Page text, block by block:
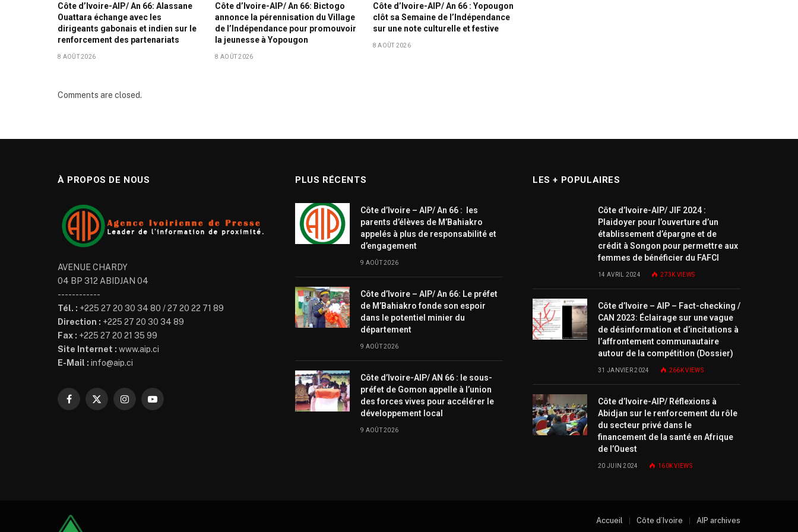
Côte d’Ivoire-AIP/ An 66: Alassane
Ouattara échange avec les
dirigeants gabonais et indien sur le
renforcement des partenariats
8 AOÛT 2026
Côte d’Ivoire-AIP/ An 66: Bictogo
annonce la pérennisation du Village
de l’Indépendance pour promouvoir
la jeunesse à Yopougon
8 AOÛT 2026
Côte d’Ivoire-AIP/ An 66 : Yopougon
clôt sa Semaine de l’Indépendance
sur une note culturelle et festive
8 AOÛT 2026
Comments are closed.
À PROPOS DE NOUS
AVENUE CHARDY
04 BP 312 ABIDJAN 04
------------
Tél. : +225 27 20 30 34 80 / 27 20 22 71 89
Direction : +225 27 20 30 34 89
Fax : +225 27 20 21 35 99
Site Internet : www.aip.ci
E-Mail : info@aip.ci
Facebook
X
InstagramYouTube
PLUS RÉCENTS
Côte d’Ivoire – AIP/ An 66 : les
parents d’élèves de M’Bahiakro
appelés à plus de responsabilité et
d’engagement
9 AOÛT 2026
Côte d’Ivoire – AIP/ An 66: Le préfet
de M’Bahiakro fonde son espoir
dans le potentiel minier du
département
9 AOÛT 2026
Côte d’Ivoire-AIP/ AN 66 : le sous-
préfet de Gomon appelle à l’union
des forces vives pour accélérer le
développement local
9 AOÛT 2026
LES + POPULAIRES
Côte d’Ivoire-AIP/ JIF 2024 :
Plaidoyer pour l’ouverture d’un
établissement d’épargne et de
crédit à Songon pour permettre aux
femmes de bénéficier du FAFCI
14 AVRIL 2024 273K VIEWS
Côte d’Ivoire – AIP – Fact-checking /
CAN 2023: Éclairage sur une vague
de désinformation et d’incitations à
l’affrontement communautaire
autour de la compétition (Dossier)
31 JANVIER 2024 266KVIEWS
Côte d’Ivoire-AIP/ Réflexions à
Abidjan sur le renforcement du rôle
du secteur privé dans le
financement de la santé en Afrique
de l’Ouest
20 JUIN 2024 160KVIEWS
Accueil Côte d’Ivoire AIP archives